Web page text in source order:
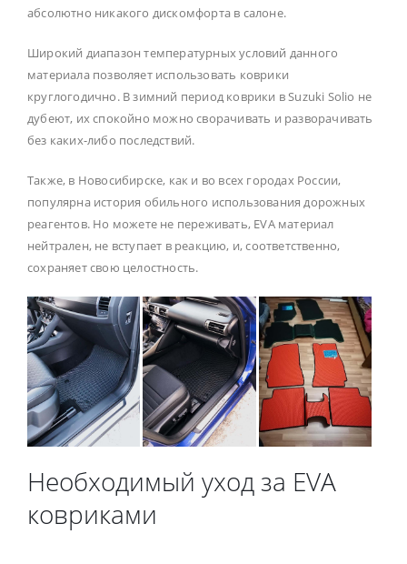
абсолютно никакого дискомфорта в салоне.
Широкий диапазон температурных условий данного
материала позволяет использовать коврики
круглогодично. В зимний период коврики в Suzuki Solio не
дубеют, их спокойно можно сворачивать и разворачивать
без каких-либо последствий.
Также, в Новосибирске, как и во всех городах России,
популярна история обильного использования дорожных
реагентов. Но можете не переживать, EVA материал
нейтрален, не вступает в реакцию, и, соответственно,
сохраняет свою целостность.
Необходимый уход за EVA
ковриками